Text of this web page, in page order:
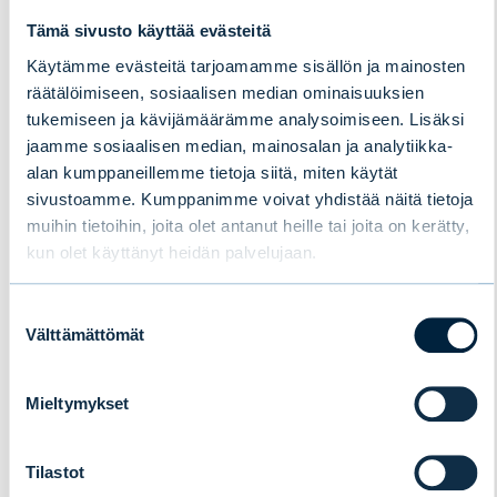
Tämä sivusto käyttää evästeitä
Käytämme evästeitä tarjoamamme sisällön ja mainosten
räätälöimiseen, sosiaalisen median ominaisuuksien
tukemiseen ja kävijämäärämme analysoimiseen. Lisäksi
jaamme sosiaalisen median, mainosalan ja analytiikka-
alan kumppaneillemme tietoja siitä, miten käytät
sivustoamme. Kumppanimme voivat yhdistää näitä tietoja
muihin tietoihin, joita olet antanut heille tai joita on kerätty,
kun olet käyttänyt heidän palvelujaan.
valinta
Välttämättömät
Mieltymykset
Tilastot
Uusi tutkimus paljastaa
suomalaisten sijoittajien suosikit:
osakkeet ja perinteiset rahastot
kärjessä, kryptot viimeisenä
UUTISET|SIJOITUSRAHASTOT|09.07.2026